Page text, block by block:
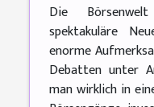
Die
spektakuläre
enorme
Debatten unter
man wirklich in